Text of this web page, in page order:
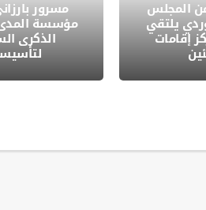
مسرور
مؤسسة
الذكرى
المجلس
يلتقي
إقامات